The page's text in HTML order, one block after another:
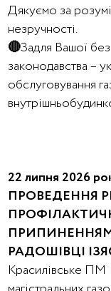
Дякуємо за
незручності.
🔴Задля Вашої
законодавства –
обслуговування
22 липня 2026
ПРОВЕДЕННЯ
РАДОШІВЦІ
Красилівське ПМ